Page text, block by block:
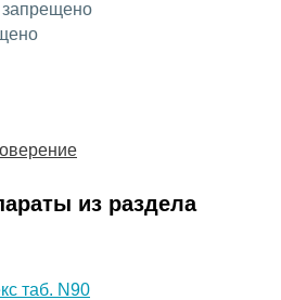
запрещено
из раздела
таб. N90